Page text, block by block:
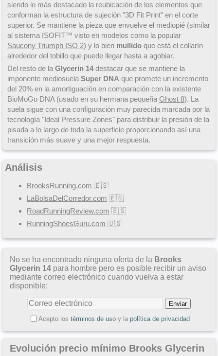
siendo lo más destacado la reubicación de los elementos que
conforman la estructura de sujeción "3D Fit Print" en el corte
superior. Se mantiene la pieza que envuelve el mediopié (similar
al sistema ISOFIT™ visto en modelos como la popular
Saucony Triumph ISO 2) y lo bien mullido que está el collarín
alrededor del tobillo que puede llegar hasta a agobiar.
Del resto de la Glycerin 14destacar que se mantiene la
imponente mediosuela Super DNA que promete un incremento
del 20% en la amortiguación en comparación con la existente
BioMoGo DNA (usado en su hermana pequeña Ghost 8). La
suela sigue con una configuración muy parecida marcada por la
tecnología "Ideal Pressure Zones" para distribuir la presión de la
pisada a lo largo de toda la superficie proporcionando así una
transición más suave y una mejor respuesta.
Análisis
BrooksRunning.com 🇪🇸
LaBolsaDelCorredor.com 🇪🇸
RoadRunningReview.com 🇪🇸
RunningShoesGuru.com 🇺🇸
No se ha encontrado ninguna oferta de la Brooks
Glycerin 14 para hombre pero es posible recibir un aviso
mediante correo electrónico cuando vuelva a estar
disponible:
Acepto los términos de usoy la política de privacidad
Evolución precio mínimo Brooks Glycerin